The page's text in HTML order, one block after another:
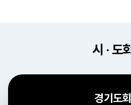
시 · 도회
경기도회